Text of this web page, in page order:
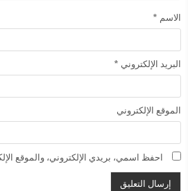
الاسم *
البريد الإلكتروني *
الموقع الإلكتروني
احفظ اسمي، بريدي الإلكتروني، والموقع